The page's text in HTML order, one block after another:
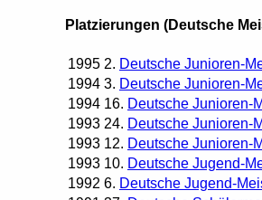
Platzierungen (Deutsche
1995 2. Deutsche Junioren-
1994 3. Deutsche Junioren-
1994 16. Deutsche Junioren-
1993 24. Deutsche Junioren-
1993 12. Deutsche Junioren-
1993 10. Deutsche Jugend-
1992 6. Deutsche Jugend-